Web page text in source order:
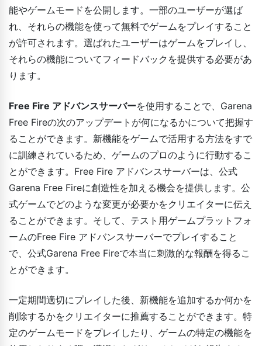
能やゲームモードを公開します。一部のユーザーが選ば
れ、それらの機能を使って無料でゲームをプレイすること
が許可されます。選ばれたユーザーはゲームをプレイし、
それらの機能についてフィードバックを提供する必要があ
ります。
Free Fire アドバンスサーバーを使用することで、Garena
Free Fireの次のアップデートが何になるかについて把握す
ることができます。新機能をゲームで活用する方法をすで
に訓練されているため、ゲームのプロのように行動するこ
とができます。Free Fire アドバンスサーバーは、公式
Garena Free Fireに創造性を加える機会を提供します。公
式ゲームでどのような変更が必要かをクリエイターに伝え
ることができます。そして、テスト用ゲームプラットフォ
ームのFree Fire アドバンスサーバーでプレイすること
で、公式Garena Free Fireで本当に刺激的な報酬を得るこ
とができます。
一定期間適切にプレイした後、新機能を追加するか何かを
削除するかをクリエイターに推薦することができます。特
定のゲームモードをプレイしたり、ゲームの特定の機能を